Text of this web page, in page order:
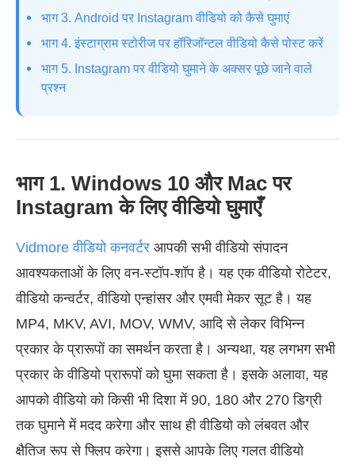
भाग 3. Android पर Instagram वीडियो को कैसे घुमाएं
भाग 4. इंस्टाग्राम स्टोरीज पर हॉरिजॉन्टल वीडियो कैसे पोस्ट करें
भाग 5. Instagram पर वीडियो घुमाने के अक्सर पूछे जाने वाले
प्रश्न
भाग 1. Windows 10 और Mac पर
Instagram के लिए वीडियो घुमाएँ
Vidmore वीडियो कनवर्टर आपकी सभी वीडियो संपादन
आवश्यकताओं के लिए वन-स्टॉप-शॉप है। यह एक वीडियो रोटेटर,
वीडियो कन्वर्टर, वीडियो एन्हांसर और एमवी मेकर सूट है। यह
MP4, MKV, AVI, MOV, WMV, आदि से लेकर विभिन्न
प्रकार के प्रारूपों का समर्थन करता है। अन्यथा, यह लगभग सभी
प्रकार के वीडियो प्रारूपों को घुमा सकता है। इसके अलावा, यह
आपको वीडियो को किसी भी दिशा में 90, 180 और 270 डिग्री
तक घुमाने में मदद करेगा और साथ ही वीडियो को लंबवत और
क्षैतिज रूप से फ्लिप करेगा। इससे आपके लिए गलत वीडियो